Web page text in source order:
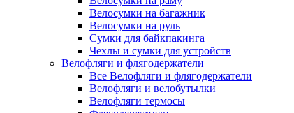
Велосумки на багажник
Велосумки на руль
Сумки для байкпакинга
Чехлы и сумки для устройств
Велофляги и флягодержатели
Все Велофляги и флягодержатели
Велофляги и велобутылки
Велофляги термосы